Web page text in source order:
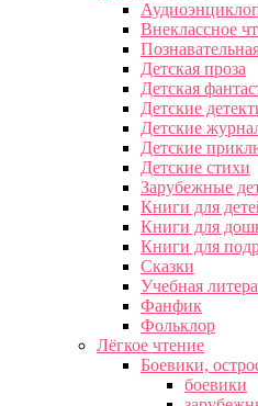
Внеклассное
Детская проза
Детская
Детские
Детские
Детские
Детские стихи
Зарубежные
Книги для
Книги для
Книги для
Сказки
Учебная
Фанфик
Фольклор
Лёгкое чтение
Боевики,
боевики